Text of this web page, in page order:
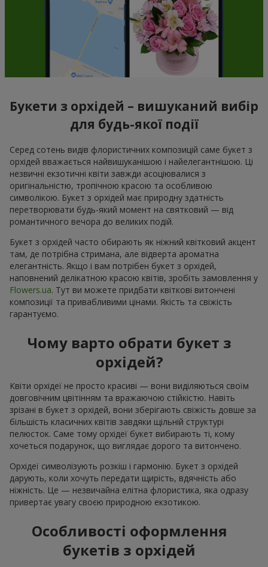
Букети з орхідей – вишуканий вибір
для будь-якої події
Серед сотень видів флористичних композицій саме букет з
орхідей вважається найвишуканішою і найелегантнішою. Ці
незвичні екзотичні квіти завжди асоціювалися з
оригінальністю, тропічною красою та особливою
символікою. Букет з орхідей має природну здатність
перетворювати будь-який момент на святковий — від
романтичного вечора до великих подій.
Букет з орхідей часто обирають як ніжний квітковий акцент
там, де потрібна стримана, але відверта ароматна
елегантність. Якщо і вам потрібен букет з орхідей,
наповнений делікатною красою квітів, зробіть замовлення у
Flowers.ua. Тут ви можете придбати квіткові витончені
композиції та привабливими цінами. Якість та свіжість
гарантуємо.
Чому варто обрати букет з
орхідей?
Квіти орхідеї не просто красиві — вони виділяються своїм
довговічним цвітінням та вражаючою стійкістю. Навіть
зрізані в букет з орхідей, вони зберігають свіжість довше за
більшість класичних квітів завдяки щільній структурі
пелюсток. Саме тому орхідеї букет вибирають ті, кому
хочеться подарунок, що виглядає дорого та витончено.
Орхідеї символізують розкіш і гармонію. Букет з орхідей
дарують, коли хочуть передати щирість, вдячність або
ніжність. Це — незвичайна елітна флористика, яка одразу
привертає увагу своєю природною екзотикою.
Особливості оформлення
букетів з орхідей